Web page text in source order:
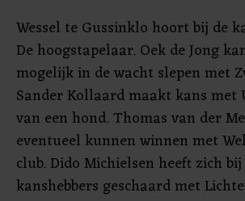
Wessel te Gussinklo hoort bij de
De hoogstapelaar. Oek de Jong
mogelijk in de wacht slepen met
Sander Kollaard maakt kans met
van een hond. Thomas van der
eventueel kunnen winnen met
club. Dido Michielsen heeft zich bij
kanshebbers geschaard met